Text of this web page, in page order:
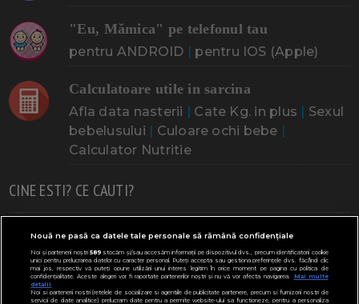
"Eu, Mămica" pe telefonul tau
pentru ANDROID | pentru IOS (Apple)
Calculatoare utile in sarcina
Afla data nasterii | Cate Kg. in plus | Sexul
bebelusului | Culoare ochi bebe |
Calculator Nutritie
CINE ESTI? CE CAUTI?
Doresc un copil Adoptia Probleme cu sarcina
Urmeaza sa nasc Probleme alaptare Bebe plange
Bebe febra Caut bona Cresa, Gradinta
Nouă ne pasă ca datele tale personale să rămână confidențiale
Noi și partenerii noștri589stocăm și/sau accesăm informații pe dispozitivul dvs., precum identificatorii cookie
unici pentru prelucrarea datelor cu caracter personal. Puteți accepta sau gestiona preferințele dvs. făcând clic
mai jos, respectiv vă puteți opune utilizării unui interes legitim în orice moment pe pagina cu politica de
confidențialitate. Aceste alegeri vor fi raportate partenerilor noștri și nu vă vor afecta navigarea.
Mai multe
detalii
Noi si partenerii nostri (retelele de socializare si agentiile de publicitate partenere, precum si furnizorii nostri de
servicii de date analitice) prelucram date pentru a permite website-ului sa functioneze, pentru a personaliza